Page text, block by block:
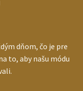
dňom, čo je pre
to, aby našu módu